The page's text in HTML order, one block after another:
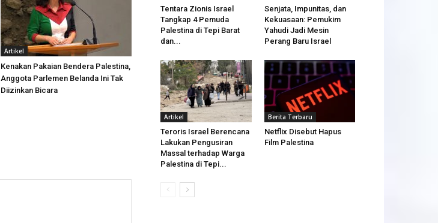
Artikel
Kenakan Pakaian Bendera Palestina,
Anggota Parlemen Belanda Ini Tak
Diizinkan Bicara
Tentara Zionis Israel
Tangkap 4 Pemuda
Palestina di Tepi Barat
dan...
Senjata, Impunitas, dan
Kekuasaan: Pemukim
Yahudi Jadi Mesin
Perang Baru Israel
Artikel
Teroris Israel Berencana
Lakukan Pengusiran
Massal terhadap Warga
Palestina di Tepi...
Berita Terbaru
Netflix Disebut Hapus
Film Palestina